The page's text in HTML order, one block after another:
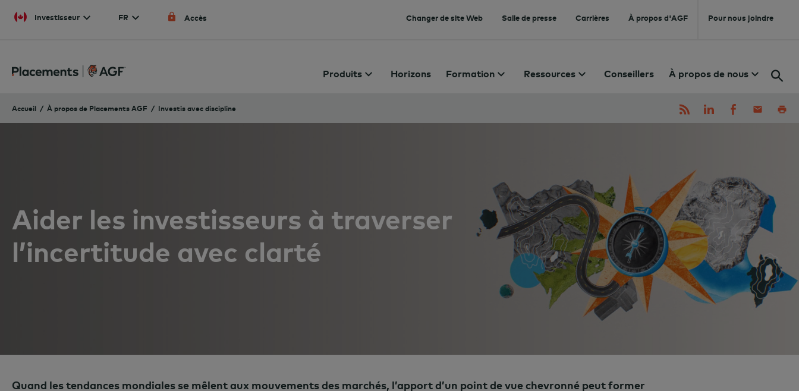
Investisseur FR Accès Changer de site Web Salle de presse Carrières À propos d'AGF Pour nous joindre
Produits Horizons Formation Ressources Conseillers À propos de nous
Accueil À propos de Placements AGF Investis avec discipline
Aider les investisseurs à traverser
l’incertitude avec clarté
Quand les tendances mondiales se mêlent aux mouvements des marchés, l’apport d’un point de vue chevronné peut former